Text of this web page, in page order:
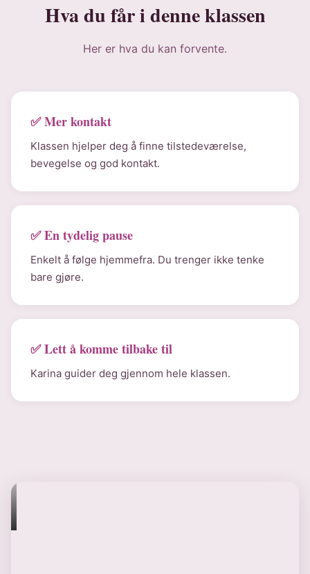
Hva du får i denne klassen
Her er hva du kan forvente.
✅ Mer kontakt
Klassen hjelper deg å finne tilstedeværelse,
bevegelse og god kontakt.
✅ En tydelig pause
Enkelt å følge hjemmefra. Du trenger ikke tenke
bare gjøre.
✅ Lett å komme tilbake til
Karina guider deg gjennom hele klassen.